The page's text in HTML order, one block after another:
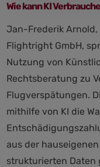
Wie kann KI
Jan-Frederik
Flightright GmbH,
Nutzung von
Rechtsberatung zu
Flugverspätungen.
mithilfe von KI die
aus der
strukturierten Daten